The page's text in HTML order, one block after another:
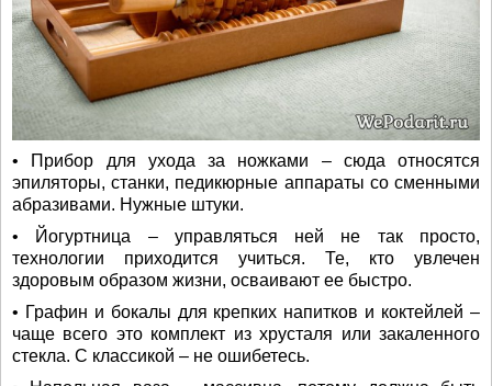
• Прибор для ухода за ножками – сюда относятся
эпиляторы, станки, педикюрные аппараты со сменными
абразивами. Нужные штуки.
• Йогуртница – управляться ней не так просто,
технологии приходится учиться. Те, кто увлечен
здоровым образом жизни, осваивают ее быстро.
• Графин и бокалы для крепких напитков и коктейлей –
чаще всего это комплект из хрусталя или закаленного
стекла. С классикой – не ошибетесь.